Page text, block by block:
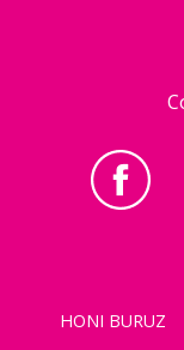
HONI BURUZ